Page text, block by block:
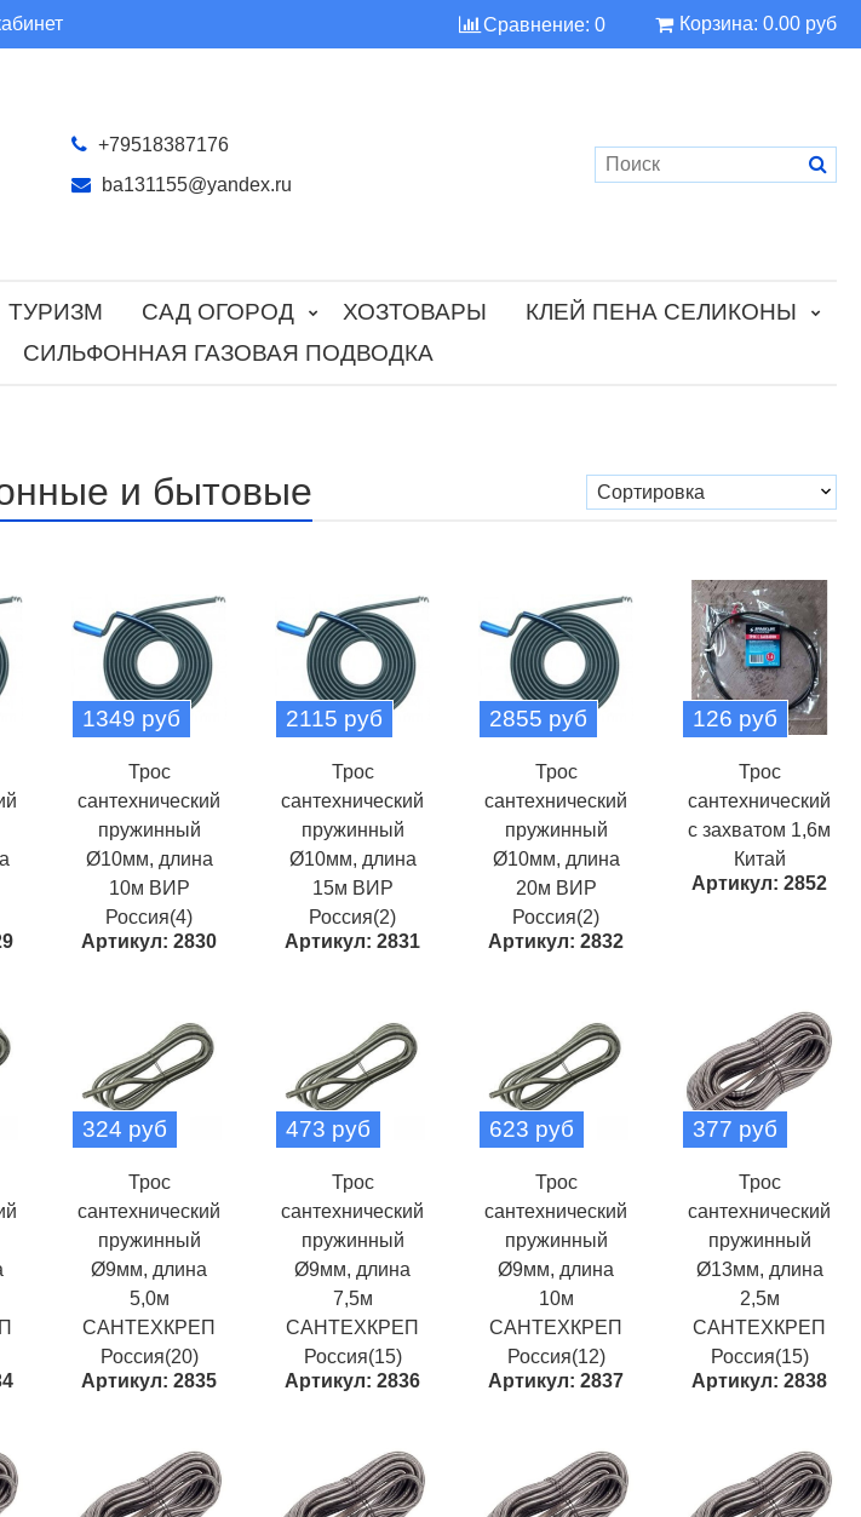
Сравнение: 0 Корзина: 0.00 руб
+79518387176
ba131155@yandex.ru
ТУРИЗМ САД ОГОРОД ХОЗТОВАРЫ
КЛЕЙ ПЕНА СЕЛИКОНЫ
СИЛЬФОННАЯ ГАЗОВАЯ ПОДВОДКА
и бытовые
1349 руб
Трос
сантехнический
пружинный
Ø10мм, длина
10м ВИР
Россия(4)
Артикул: 2830
2115 руб
Трос
сантехнический
пружинный
Ø10мм, длина
15м ВИР
Россия(2)
Артикул: 2831
2855 руб
Трос
сантехнический
пружинный
Ø10мм, длина
20м ВИР
Россия(2)
Артикул: 2832
126 руб
Трос
сантехнический
с захватом 1,6м
Китай
Артикул: 2852
324 руб
Трос
сантехнический
пружинный
Ø9мм, длина
5,0м
САНТЕХКРЕП
Россия(20)
Артикул: 2835
473 руб
Трос
сантехнический
пружинный
Ø9мм, длина
7,5м
САНТЕХКРЕП
Россия(15)
Артикул: 2836
623 руб
Трос
сантехнический
пружинный
Ø9мм, длина
10м
САНТЕХКРЕП
Россия(12)
Артикул: 2837
377 руб
Трос
сантехнический
пружинный
Ø13мм, длина
2,5м
САНТЕХКРЕП
Россия(15)
Артикул: 2838